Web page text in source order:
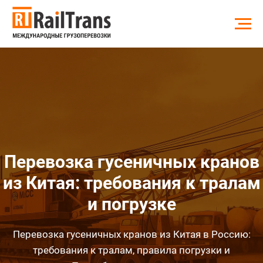
Перевозка гусеничных кранов
из Китая: требования к тралам
и погрузке
Перевозка гусеничных кранов из Китая в Россию:
требования к тралам, правила погрузки и